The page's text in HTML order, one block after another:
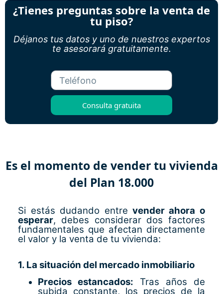
¿Tienes preguntas sobre la venta de
tu piso?
Déjanos tus datos y uno de nuestros expertos
te asesorará gratuitamente.
Consulta gratuita
Es el momento de vender tu vivienda
del Plan 18.000
Si estás dudando entre vender ahora o
esperar, debes considerar dos factores
fundamentales que afectan directamente
el valor y la venta de tu vivienda:
1. La situación del mercado inmobiliario
Precios estancados: Tras años de
subida constante, los precios de la